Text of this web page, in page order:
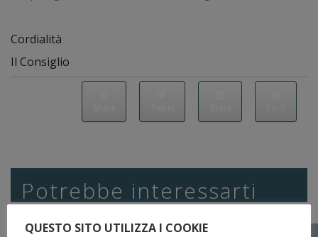
Cordialità
Il Consiglio
Potrebbe interessarti
QUESTO SITO UTILIZZA I COOKIE